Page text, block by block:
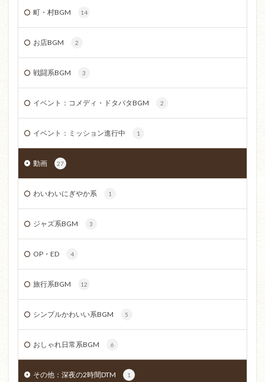
町・村BGM 14
お店BGM 2
戦闘系BGM 3
イベント：コメディ・ドタバタBGM 2
イベント：ミッション進行中 1
動画 27
わいわいにぎやか系 1
ジャズ系BGM 3
OP・ED 4
旅行系BGM 12
シンプルかわいい系BGM 5
おしゃれ日常系BGM 6
その他：深夜の2時間DTM 1